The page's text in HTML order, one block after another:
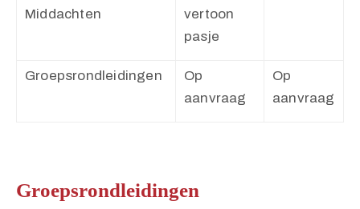
Middachten
vertoon
pasje
Groepsrondleidingen
Op
aanvraag
Op
aanvraag
Groepsrondleidingen